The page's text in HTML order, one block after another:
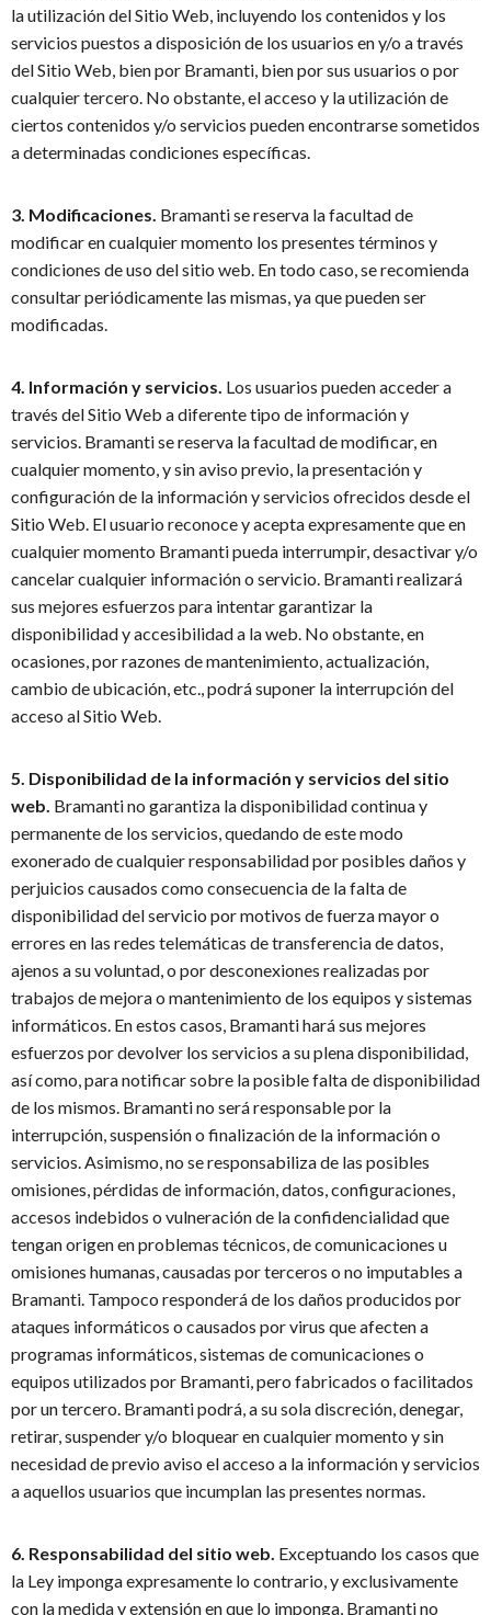
la utilización del Sitio Web, incluyendo los contenidos y los
servicios puestos a disposición de los usuarios en y/o a través
del Sitio Web, bien por Bramanti, bien por sus usuarios o por
cualquier tercero. No obstante, el acceso y la utilización de
ciertos contenidos y/o servicios pueden encontrarse sometidos
a determinadas condiciones específicas.
3. Modificaciones. Bramanti se reserva la facultad de
modificar en cualquier momento los presentes términos y
condiciones de uso del sitio web. En todo caso, se recomienda
consultar periódicamente las mismas, ya que pueden ser
modificadas.
4. Información y servicios. Los usuarios pueden acceder a
través del Sitio Web a diferente tipo de información y
servicios. Bramanti se reserva la facultad de modificar, en
cualquier momento, y sin aviso previo, la presentación y
configuración de la información y servicios ofrecidos desde el
Sitio Web. El usuario reconoce y acepta expresamente que en
cualquier momento Bramanti pueda interrumpir, desactivar y/o
cancelar cualquier información o servicio. Bramanti realizará
sus mejores esfuerzos para intentar garantizar la
disponibilidad y accesibilidad a la web. No obstante, en
ocasiones, por razones de mantenimiento, actualización,
cambio de ubicación, etc., podrá suponer la interrupción del
acceso al Sitio Web.
5. Disponibilidad de la información y servicios del sitio
web. Bramanti no garantiza la disponibilidad continua y
permanente de los servicios, quedando de este modo
exonerado de cualquier responsabilidad por posibles daños y
perjuicios causados como consecuencia de la falta de
disponibilidad del servicio por motivos de fuerza mayor o
errores en las redes telemáticas de transferencia de datos,
ajenos a su voluntad, o por desconexiones realizadas por
trabajos de mejora o mantenimiento de los equipos y sistemas
informáticos. En estos casos, Bramanti hará sus mejores
esfuerzos por devolver los servicios a su plena disponibilidad,
así como, para notificar sobre la posible falta de disponibilidad
de los mismos. Bramanti no será responsable por la
interrupción, suspensión o finalización de la información o
servicios. Asimismo, no se responsabiliza de las posibles
omisiones, pérdidas de información, datos, configuraciones,
accesos indebidos o vulneración de la confidencialidad que
tengan origen en problemas técnicos, de comunicaciones u
omisiones humanas, causadas por terceros o no imputables a
Bramanti. Tampoco responderá de los daños producidos por
ataques informáticos o causados por virus que afecten a
programas informáticos, sistemas de comunicaciones o
equipos utilizados por Bramanti, pero fabricados o facilitados
por un tercero. Bramanti podrá, a su sola discreción, denegar,
retirar, suspender y/o bloquear en cualquier momento y sin
necesidad de previo aviso el acceso a la información y servicios
a aquellos usuarios que incumplan las presentes normas.
6. Responsabilidad del sitio web. Exceptuando los casos que
la Ley imponga expresamente lo contrario, y exclusivamente
con la medida y extensión en que lo imponga, Bramanti no